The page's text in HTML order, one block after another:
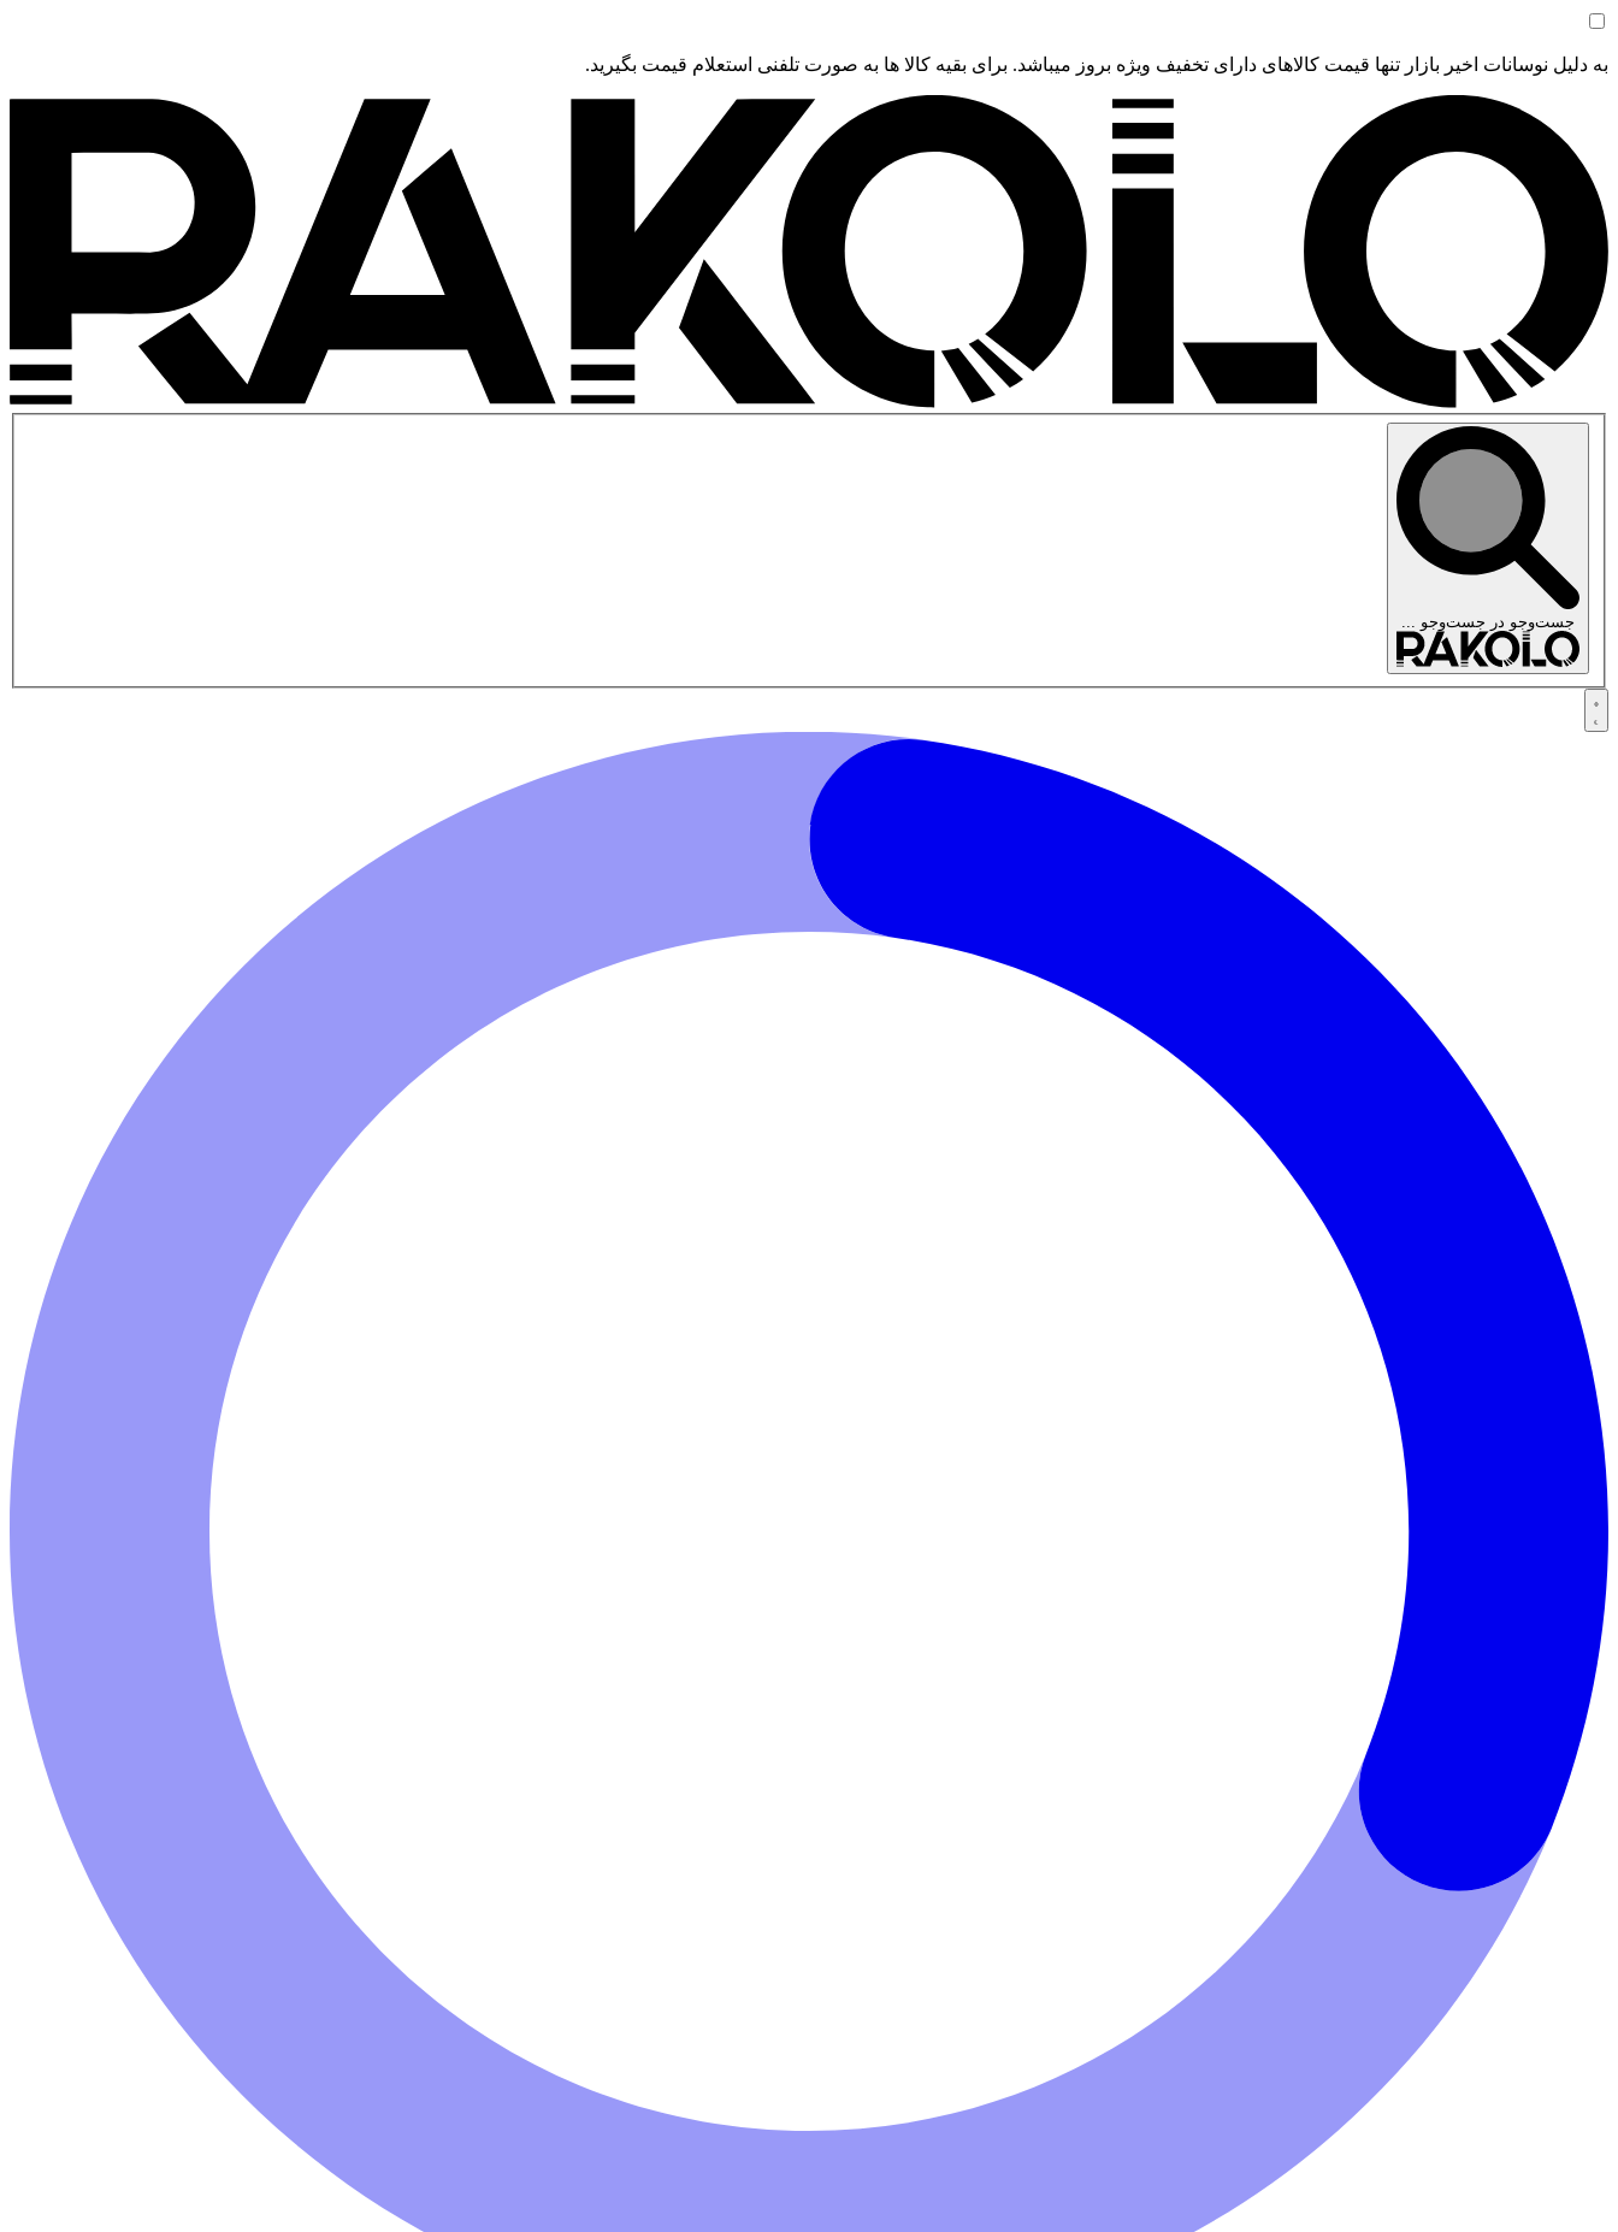
به دلیل نوسانات اخیر بازار تنها قیمت کالاهای دارای تخفیف ویژه بروز میباشد. برای بقیه کالا ها به صورت تلفنی استعلام قیمت بگیرید.
جست‌وجو در جست‌وجو ...